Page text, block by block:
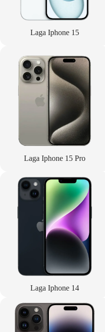
Laga Iphone 15
Laga Iphone 15 Pro
Laga Iphone 14